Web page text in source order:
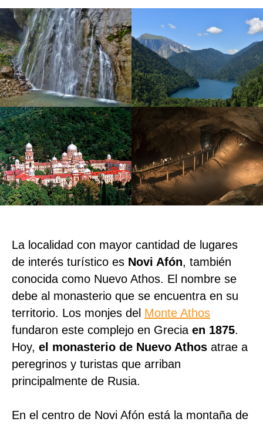
La localidad con mayor cantidad de lugares
de interés turístico es Novi Afón, también
conocida como Nuevo Athos. El nombre se
debe al monasterio que se encuentra en su
territorio. Los monjes del Monte Athos
fundaron este complejo en Grecia en 1875.
Hoy, el monasterio de Nuevo Athos atrae a
peregrinos y turistas que arriban
principalmente de Rusia.
En el centro de Novi Afón está la montaña de